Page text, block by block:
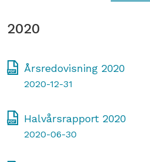
2020
Årsredovisning 2020
2020-12-31
Halvårsrapport 2020
2020-06-30